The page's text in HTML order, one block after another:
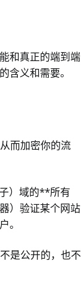
和真正的端到端
含义和需要。
而加密你的流
）域的**所有
）验证某个网站
。
是公开的，也不